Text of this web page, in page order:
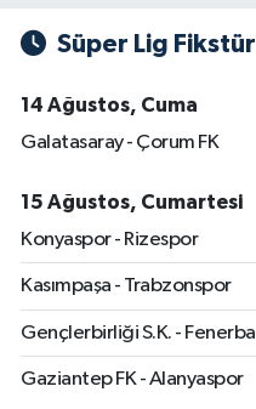
Süper Lig Fikstür
14 Ağustos, Cuma
Galatasaray - Çorum FK
15 Ağustos, Cumartesi
Konyaspor - Rizespor
Kasımpaşa - Trabzonspor
Gençlerbirliği S.K. -
Gaziantep FK - Alanyaspor